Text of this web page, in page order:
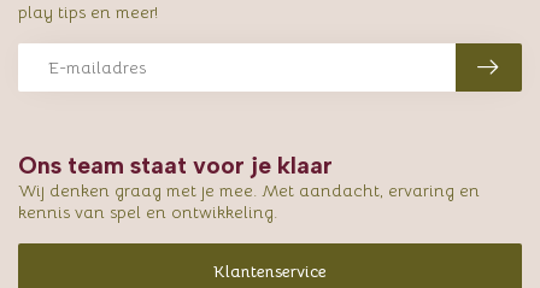
Ons team staat voor je klaar
Wij denken graag met je mee. Met aandacht, ervaring en
kennis van spel en ontwikkeling.
Klantenservice
play tips en meer!